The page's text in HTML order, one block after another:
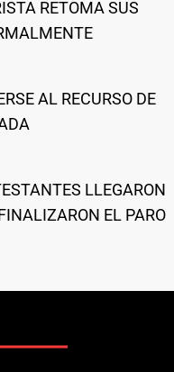
RETOMA SUS
AL RECURSO DE
LLEGARON
EL PARO